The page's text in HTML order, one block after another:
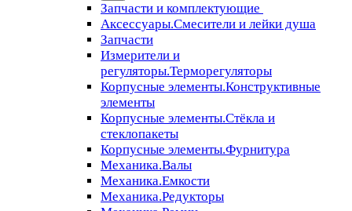
Запчасти и комплектующие
Аксессуары.Смесители и лейки душа
Запчасти
Измерители и
регуляторы.Терморегуляторы
Корпусные элементы.Конструктивные
элементы
Корпусные элементы.Стёкла и
стеклопакеты
Корпусные элементы.Фурнитура
Механика.Валы
Механика.Емкости
Механика.Редукторы